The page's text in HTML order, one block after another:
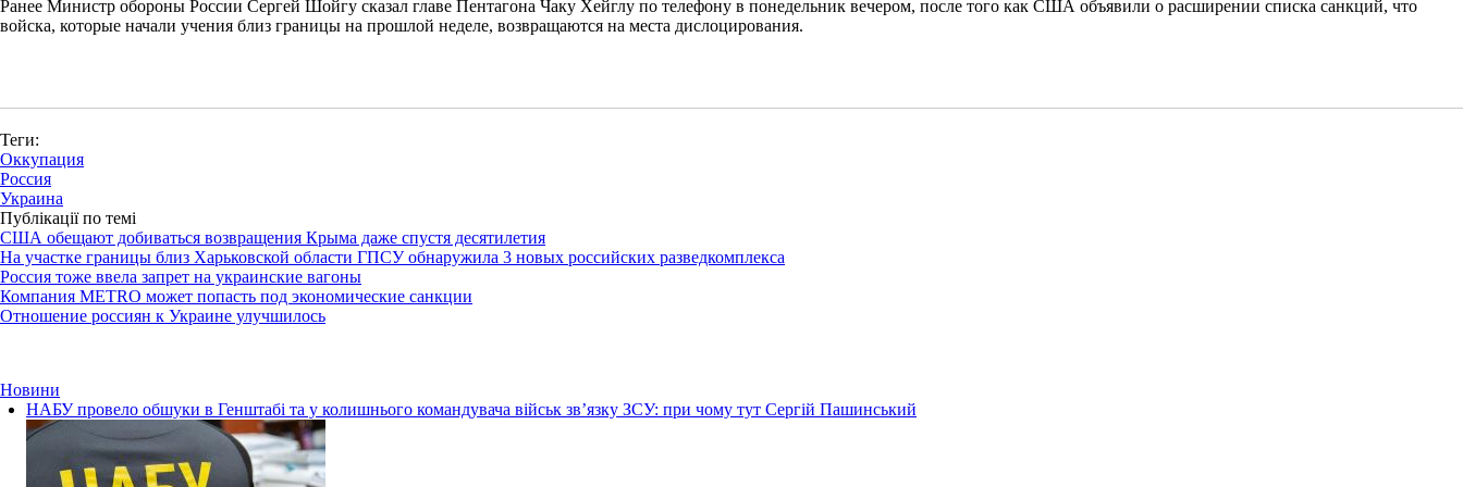
Ранее Министр обороны России Сергей Шойгу сказал главе Пентагона Чаку Хейглу по телефону в понедельник вечером, после того как США объявили о расширении списка санкций, что
войска, которые начали учения близ границы на прошлой неделе, возвращаются на места дислоцирования.
Теги:
Оккупация
Россия
Украина
Публікації по темі
США обещают добиваться возвращения Крыма даже спустя десятилетия
На участке границы близ Харьковской области ГПСУ обнаружила 3 новых российских разведкомплекса
Россия тоже ввела запрет на украинские вагоны
Компания METRO может попасть под экономические санкции
Отношение россиян к Украине улучшилось
Новини
НАБУ провело обшуки в Генштабі та у колишнього командувача військ зв’язку ЗСУ: при чому тут Сергій Пашинський